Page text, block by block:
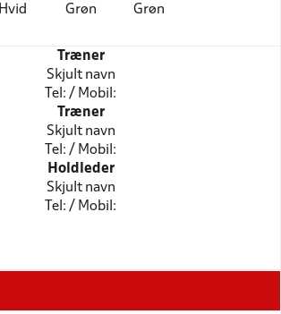
Hvid Grøn Grøn
Træner
Skjult navn
Tel: / Mobil:
Træner
Skjult navn
Tel: / Mobil:
Holdleder
Skjult navn
Tel: / Mobil: